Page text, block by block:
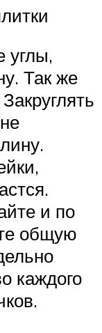
углы,
Так же
и по
общую
каждого